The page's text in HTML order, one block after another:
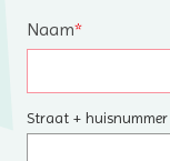
Naam*
Straat + huisnummer